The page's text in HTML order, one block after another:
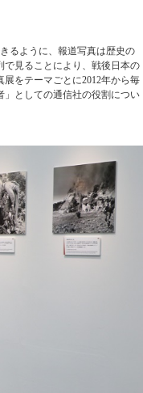
るように、報道写真は歴史の
で見ることにより、戦後日本の
をテーマごとに2012年から毎
」としての通信社の役割につい